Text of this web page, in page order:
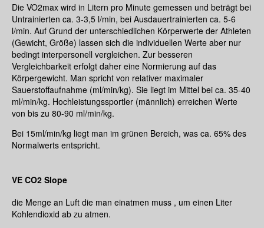
Die VO2max wird in Litern pro Minute gemessen und beträgt bei
Untrainierten ca. 3-3,5 l/min, bei Ausdauertrainierten ca. 5-6
l/min. Auf Grund der unterschiedlichen Körperwerte der Athleten
(Gewicht, Größe) lassen sich die individuellen Werte aber nur
bedingt interpersonell vergleichen. Zur besseren
Vergleichbarkeit erfolgt daher eine Normierung auf das
Körpergewicht. Man spricht von relativer maximaler
Sauerstoffaufnahme (ml/min/kg). Sie liegt im Mittel bei ca. 35-40
ml/min/kg. Hochleistungssportler (männlich) erreichen Werte
von bis zu 80-90 ml/min/kg.
Bei 15ml/min/kg liegt man im grünen Bereich, was ca. 65% des
Normalwerts entspricht.
VE CO2 Slope
die Menge an Luft die man einatmen muss , um einen Liter
Kohlendioxid ab zu atmen.